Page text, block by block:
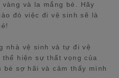
và la mắng bé. Hãy
đó việc đi vệ sinh sẽ là
nhà vệ sinh và tự đi vệ
hiện sự thất vọng của
bé sợ hãi và cảm thấy mình